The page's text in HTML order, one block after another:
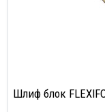
Шлиф блок